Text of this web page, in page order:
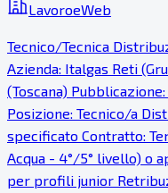
LavoroeWeb
Tecnico/Tecnica
Azienda: Italgas Reti
(Toscana)
Posizione: Tecnico/a
specificato Contratto:
Acqua - 4°/5° livello) o
per profili junior